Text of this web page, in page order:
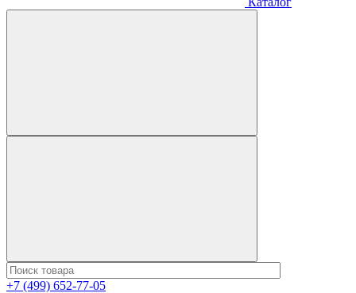
+7 (499) 652-77-05